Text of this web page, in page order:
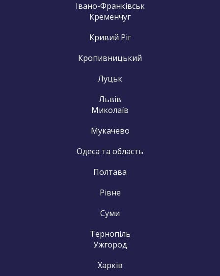
Івано-Франківськ
Кременчуг
Кривий Ріг
Кропивницький
Луцьк
Львів
Миколаїв
Мукачево
Одеса та область
Полтава
Рівне
Суми
Тернопіль
Ужгород
Харків